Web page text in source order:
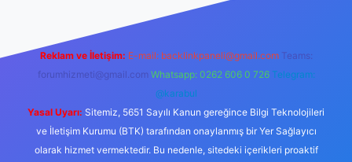
Reklam ve İletişim: E-mail: backlinkpaneli@gmail.com Teams:
forumhizmeti@gmail.com Whatsapp: 0262 606 0 726 Telegram:
@karabul
Yasal Uyarı: Sitemiz, 5651 Sayılı Kanun gereğince Bilgi Teknolojileri
ve İletişim Kurumu (BTK) tarafından onaylanmış bir Yer Sağlayıcı
olarak hizmet vermektedir. Bu nedenle, sitedeki içerikleri proaktif